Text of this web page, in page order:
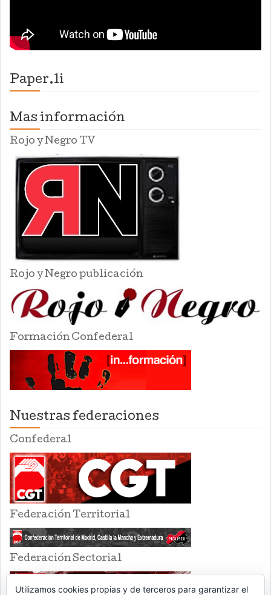
Paper.li
Mas información
Rojo y Negro TV
Rojo y Negro publicación
Formación Confederal
Nuestras federaciones
Confederal
Federación Territorial
Federación Sectorial
Utilizamos cookies propias y de terceros para garantizar el